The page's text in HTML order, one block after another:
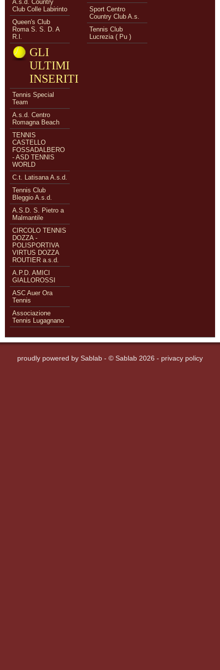
A.s.d. Country
Club Colle Labirinto
Queen's Club
Roma S. S. D. A
R.l.
Sport Centro
Country Club A.s.
Tennis Club
Lucrezia ( Pu )
GLI
ULTIMI
INSERITI
Tennis Special
Team
A.s.d. Centro
Romagna Beach
TENNIS
CASTELLO
FOSSADALBERO
- ASD TENNIS
WORLD
C.t. Latisana A.s.d.
Tennis Club
Bleggio A.s.d.
A.S.D. S. Pietro a
Malmantile
CIRCOLO TENNIS
DOZZA -
POLISPORTIVA
VIRTUS DOZZA
ROUTIER a.s.d.
A.P.D. AMICI
GIALLOROSSI
ASC Auer Ora
Tennis
Associazione
Tennis Lugagnano
proudly powered by Sablab - © Sablab 2026 - privacy policy